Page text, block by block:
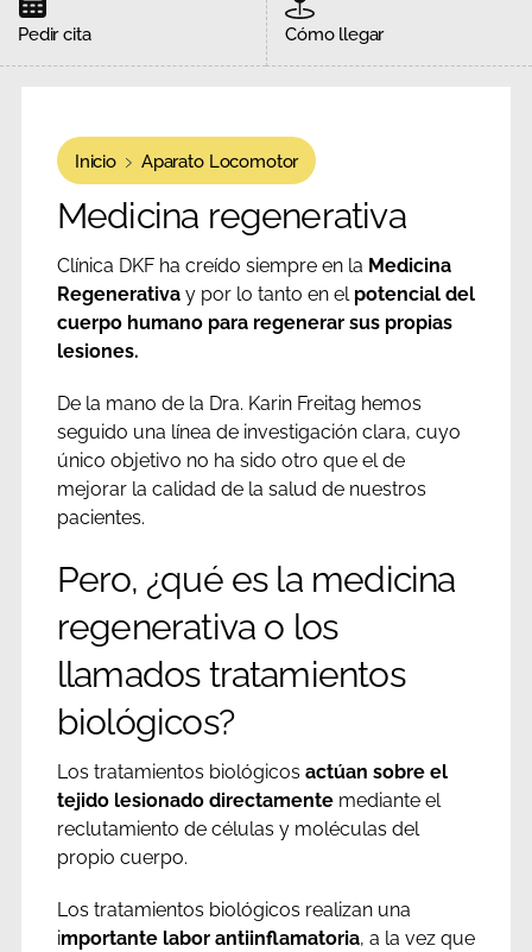
Pedir cita Cómo llegar
Inicio Aparato Locomotor
Medicina regenerativa
Clínica DKF ha creído siempre en la Medicina
Regenerativay por lo tanto en el potencial del
cuerpo humano para regenerar sus propias
lesiones.
De la mano de la Dra. Karin Freitag hemos
seguido una línea de investigación clara, cuyo
único objetivo no ha sido otro que el de
mejorar la calidad de la salud de nuestros
pacientes.
Pero, ¿qué es la medicina
regenerativa o los
llamados tratamientos
biológicos?
Los tratamientos biológicos actúan sobre el
tejido lesionado directamentemediante el
reclutamiento de células y moléculas del
propio cuerpo.
Los tratamientos biológicos realizan una
importante labor antiinflamatoria, a la vez que